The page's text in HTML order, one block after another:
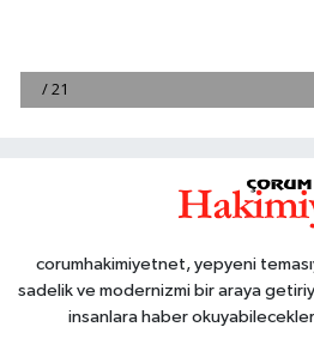
corumhakimiyetnet, yepyeni
sadelik ve modernizmi bir araya
insanlara haber